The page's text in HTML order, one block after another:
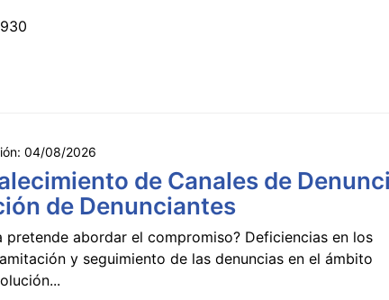
04/08/2026
de Canales de
de Denunciantes
pretende abordar el compromiso? Deficiencias en los
y seguimiento de las denuncias en el ámbito